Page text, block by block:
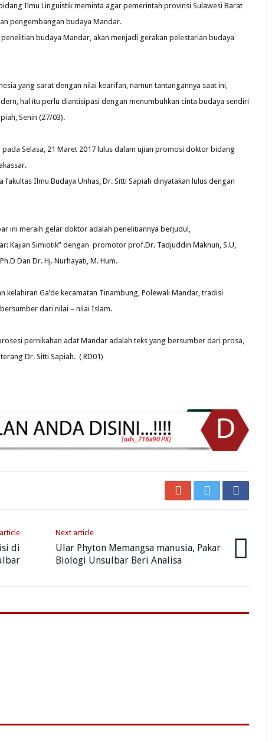
Ilmu Linguistik meminta agar pemerintah provinsi Sulawesi Barat
pengembangan budaya Mandar.
budaya Mandar, akan menjadi gerakan pelestarian budaya
yang sarat dengan nilai kearifan, namun tantangannya saat ini,
hal itu perlu diantisipasi dengan menumbuhkan cinta budaya sendiri
Senin (27/03).
Selasa, 21 Maret 2017 lulus dalam ujian promosi doktor bidang
Ilmu Budaya Unhas, Dr. Sitti Sapiah dinyatakan lulus dengan
ini meraih gelar doktor adalah penelitiannya berjudul,
Kajian Simiotik” dengan promotor prof.Dr. Tadjuddin Maknun, S.U,
Dan Dr. Hj. Nurhayati, M. Hum.
kelahiran Ga’de kecamatan Tinambung, Polewali Mandar, tradisi
dari nilai – nilai Islam.
pernikahan adat Mandar adalah teks yang bersumber dari prosa,
Dr. Sitti Sapiah. ( RD01)
di
Next article
Ular Phyton Memangsa manusia, Pakar
Biologi Unsulbar Beri Analisa